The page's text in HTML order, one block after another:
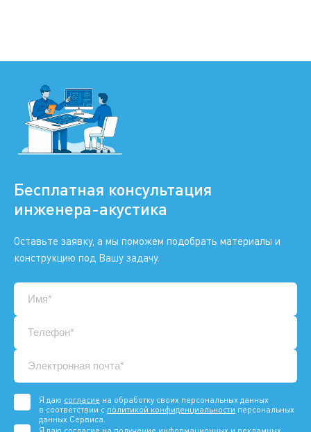
Бесплатная консультация
инженера-акустика
Оставьте заявку, а мы поможем подобрать материалы и
конструкцию под Вашу задачу.
Я даю согласие на обработку своих персональных данных
в соответствии с политикой конфиденциальности персональных
данных Сервиса.